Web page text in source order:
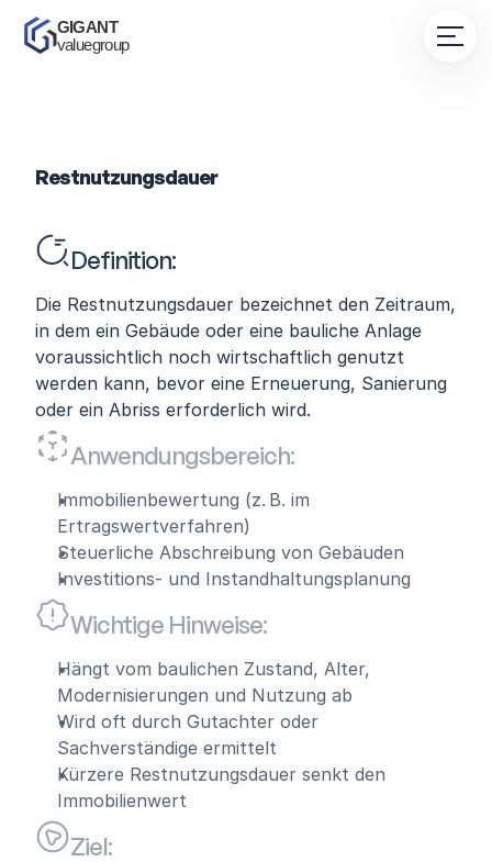
Restnutzungsdauer
Definition:
Die Restnutzungsdauer bezeichnet den Zeitraum,
in dem ein Gebäude oder eine bauliche Anlage
voraussichtlich noch wirtschaftlich genutzt
werden kann, bevor eine Erneuerung, Sanierung
oder ein Abriss erforderlich wird.
Anwendungsbereich:
Immobilienbewertung (z. B. im
Ertragswertverfahren)
Steuerliche Abschreibung von Gebäuden
Investitions- und Instandhaltungsplanung
Wichtige Hinweise:
Hängt vom baulichen Zustand, Alter,
Modernisierungen und Nutzung ab
Wird oft durch Gutachter oder
Sachverständige ermittelt
Kürzere Restnutzungsdauer senkt den
Immobilienwert
Ziel:
GIGANT
valuegroup